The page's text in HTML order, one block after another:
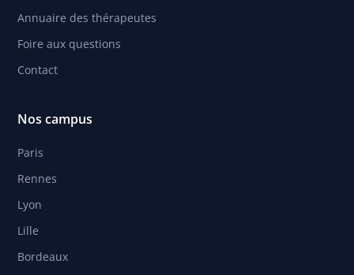
Annuaire des thérapeutes
Foire aux questions
Contact
Nos campus
Paris
Rennes
Lyon
Lille
Bordeaux